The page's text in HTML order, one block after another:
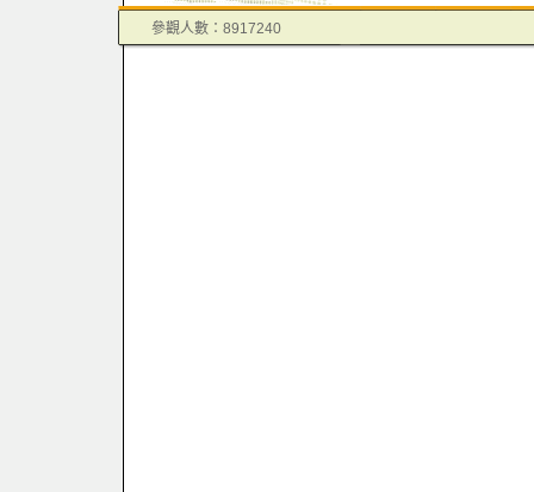
參觀人數：8917240